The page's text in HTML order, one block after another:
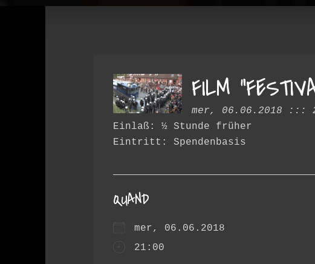
FILM
mer, 06.06.2018 :::
Einlaß: ½ Stunde früher
Eintritt: Spendenbasis
QUAND
mer, 06.06.2018
21:00